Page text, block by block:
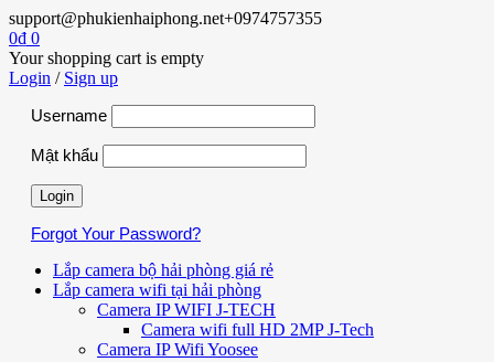
support@phukienhaiphong.net+0974757355
0₫ 0
Your shopping cart is empty
Login / Sign up
Username
Mật khẩu
Forgot Your Password?
Lắp camera bộ hải phòng giá rẻ
Lắp camera wifi tại hải phòng
Camera IP WIFI J-TECH
Camera wifi full HD 2MP J-Tech
Camera IP Wifi Yoosee